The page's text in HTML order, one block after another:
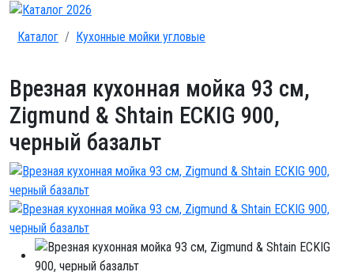
Каталог Кухонные мойки угловые
Врезная кухонная мойка 93 см,
Zigmund & Shtain ECKIG 900,
черный базальт